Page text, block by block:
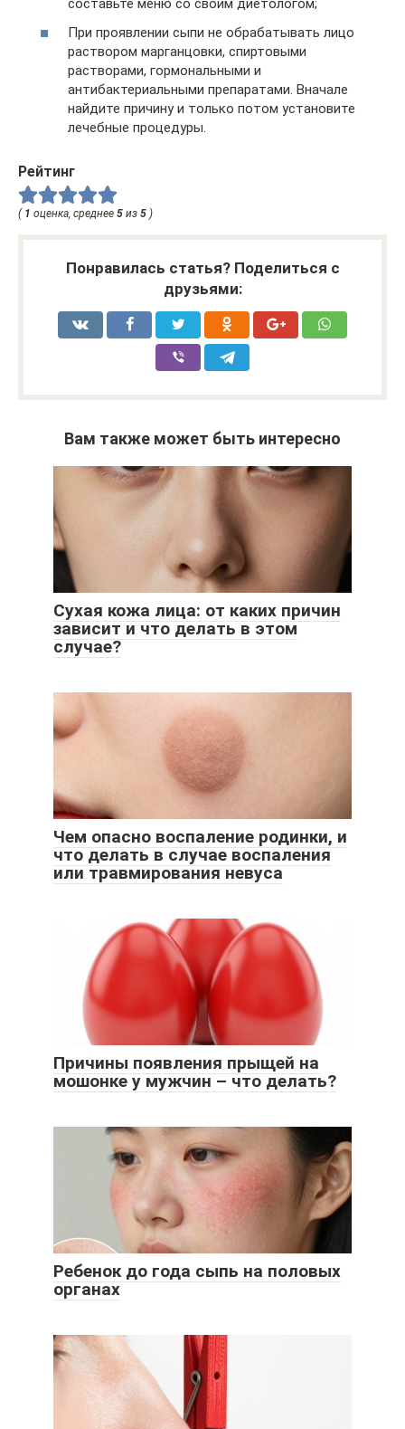
составьте меню со своим диетологом;
При проявлении сыпи не обрабатывать лицо
раствором марганцовки, спиртовыми
растворами, гормональными и
антибактериальными препаратами. Вначале
найдите причину и только потом установите
лечебные процедуры.
Рейтинг
( 1 оценка, среднее 5 из 5 )
Понравилась статья? Поделиться с
друзьями:
Вам также может быть интересно
Сухая кожа лица: от каких причин
зависит и что делать в этом
случае?
Чем опасно воспаление родинки, и
что делать в случае воспаления
или травмирования невуса
Причины появления прыщей на
мошонке у мужчин – что делать?
Ребенок до года сыпь на половых
органах